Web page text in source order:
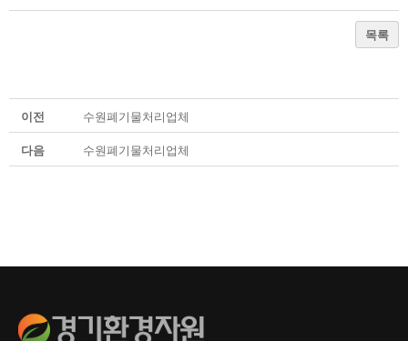
목록
이전 수원폐기물처리업체
다음 수원폐기물처리업체